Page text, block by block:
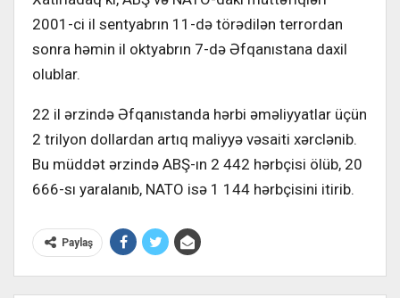
2001-ci il sentyabrın 11-də törədilən terrordan
sonra həmin il oktyabrın 7-də Əfqanıstana daxil
olublar.
22 il ərzində Əfqanıstanda hərbi əməliyyatlar üçün
2 trilyon dollardan artıq maliyyə vəsaiti xərclənib.
Bu müddət ərzində ABŞ-ın 2 442 hərbçisi ölüb, 20
666-sı yaralanıb, NATO isə 1 144 hərbçisini itirib.
Paylaş